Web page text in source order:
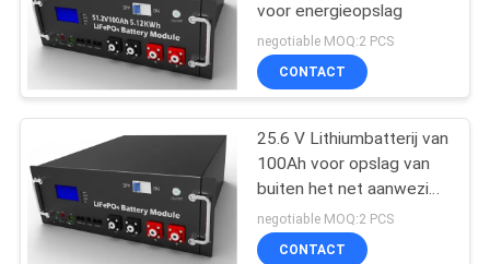
voor energieopslag
negotiable MOQ:2 PCS
CONTACT
25.6 V Lithiumbatterij van
100Ah voor opslag van
buiten het net aanwezige
zonne-energie
negotiable MOQ:2 PCS
CONTACT